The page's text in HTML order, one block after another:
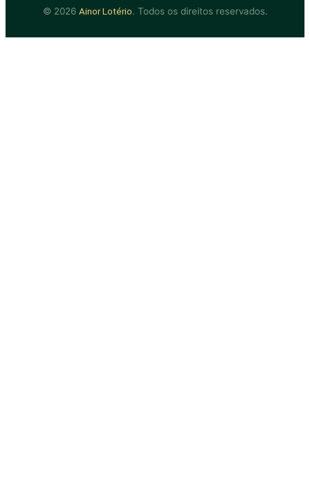
© 2026 Ainor Lotério. Todos os direitos reservados.